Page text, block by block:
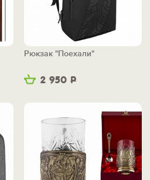
2 950 Р
Рюкзак "Поехали"